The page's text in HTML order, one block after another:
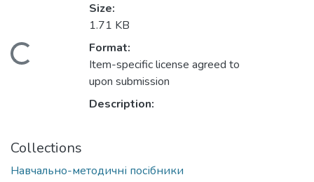
Size:
1.71 KB
Format:
Item-specific license agreed to
upon submission
Description:
Collections
Навчально-методичні посібники